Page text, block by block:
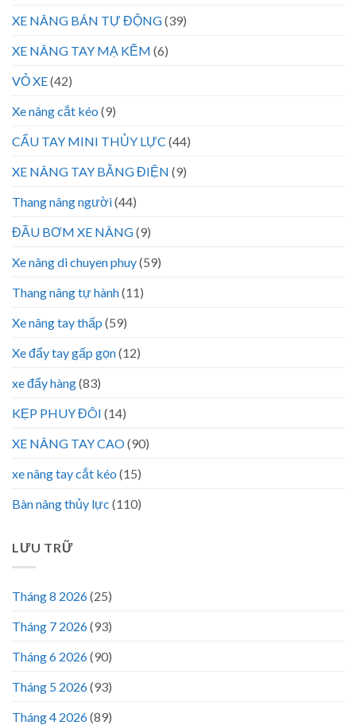
XE NÂNG BÁN TỰ ĐỘNG(39)
XE NÂNG TAY MẠ KẼM (6)
VỎ XE(42)
Xe nâng cắt kéo (9)
CẨU TAY MINI THỦY LỰC (44)
XE NÂNG TAY BẰNG ĐIỆN (9)
Thang nâng người(44)
ĐẦU BƠM XE NÂNG(9)
Xe nâng di chuyen phuy(59)
Thang nâng tự hành(11)
Xe nâng tay thấp (59)
Xe đẩy tay gấp gọn(12)
xe đẩy hàng(83)
KẸP PHUY ĐÔI (14)
XE NÂNG TAY CAO(90)
xe nâng tay cắt kéo (15)
Bàn nâng thủy lực (110)
LƯU TRỮ
Tháng 8 2026(25)
Tháng 7 2026(93)
Tháng 6 2026(90)
Tháng 5 2026(93)
Tháng 4 2026(89)